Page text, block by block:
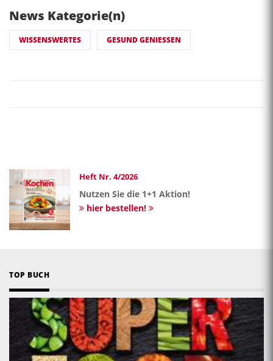
News Kategorie(n)
WISSENSWERTES GESUND GENIESSEN
Heft Nr. 4/2026
Nutzen Sie die 1+1 Aktion!
hier bestellen!
TOP BUCH